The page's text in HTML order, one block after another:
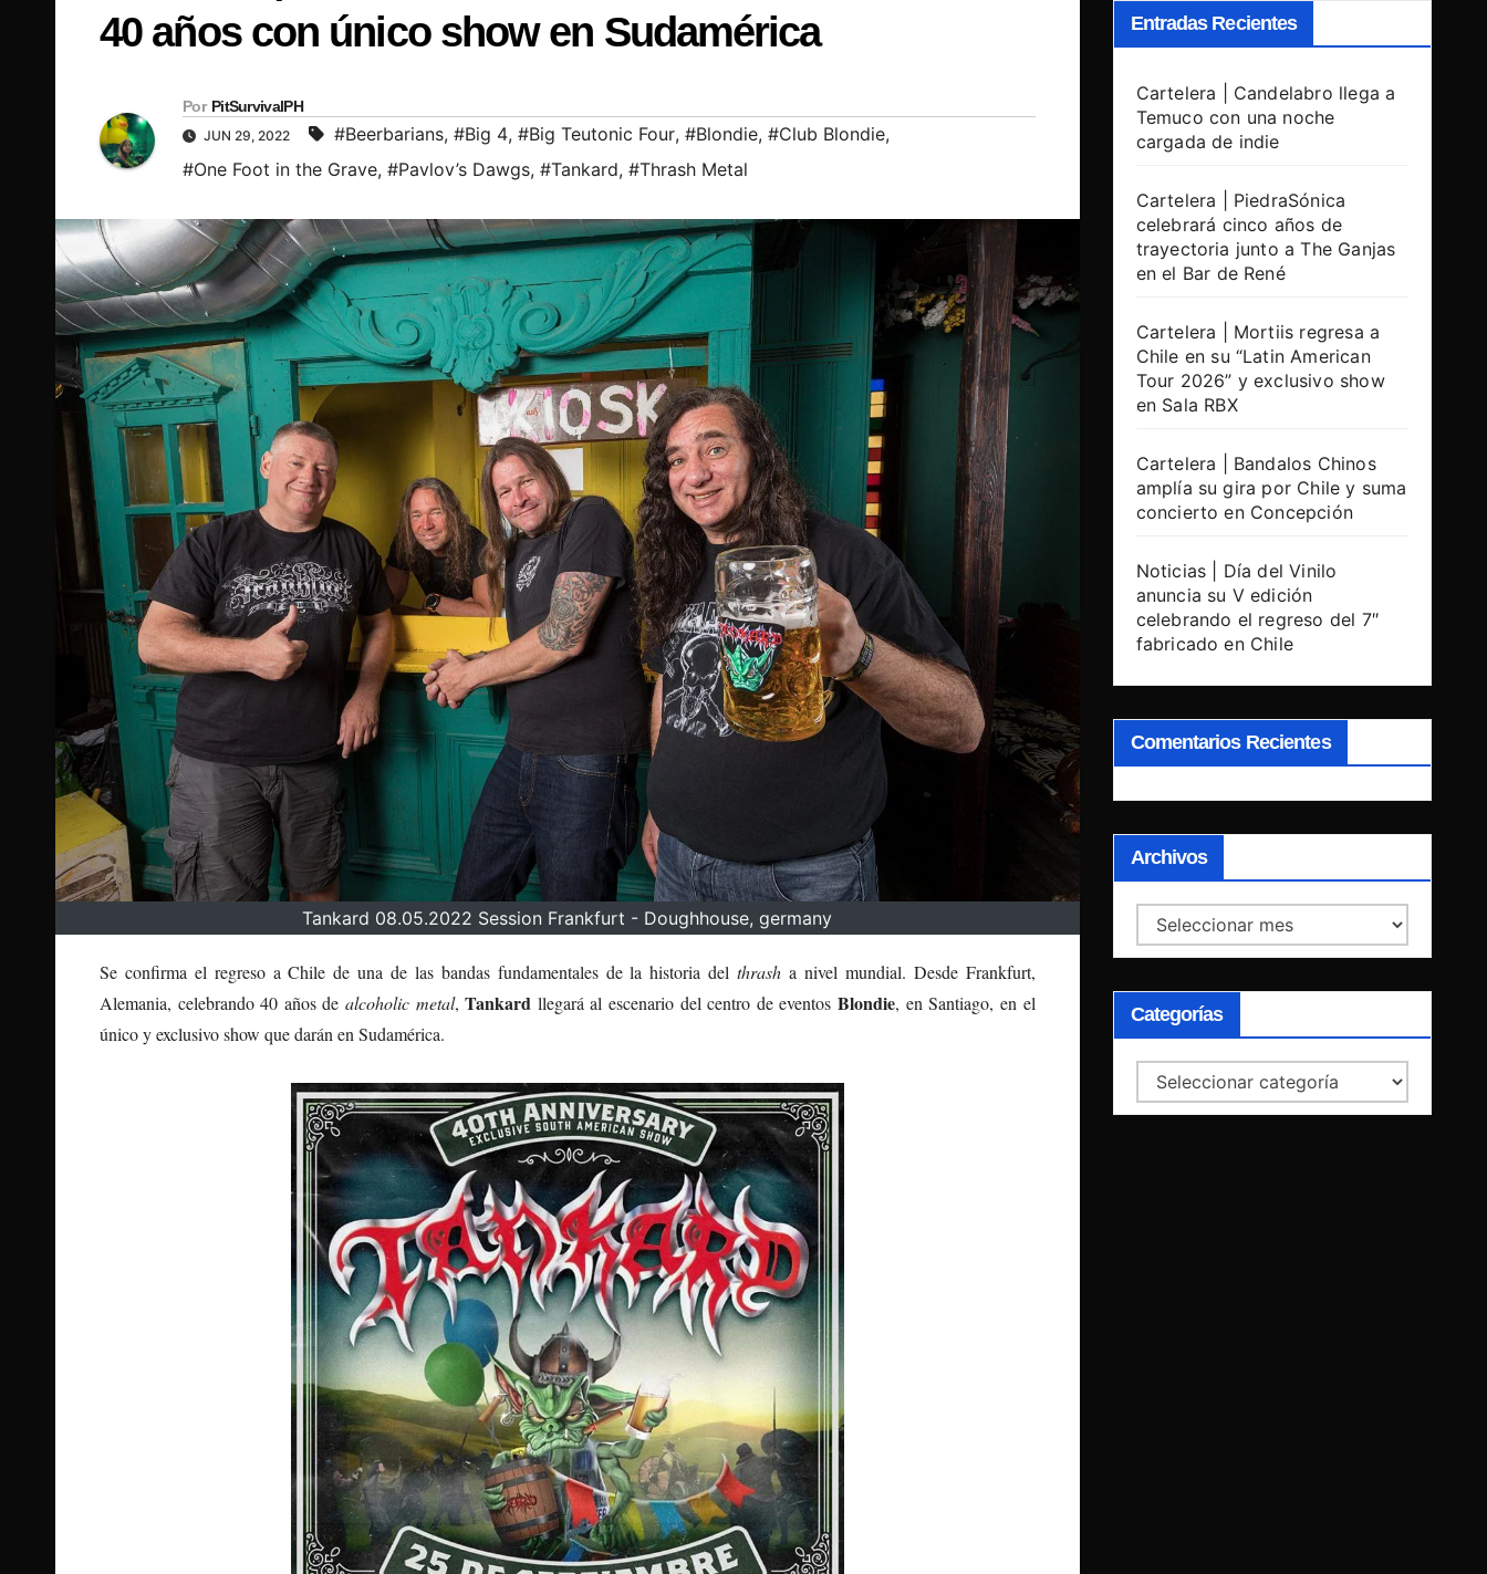
40 años con único show en Sudamérica
Por PitSurvivalPH
JUN 29, 2022 #Beerbarians, #Big 4, #Big Teutonic Four, #Blondie, #Club Blondie,
#One Foot in the Grave, #Pavlov’s Dawgs, #Tankard, #Thrash Metal
Tankard 08.05.2022 Session Frankfurt - Doughhouse, germany
Se confirma el regreso a Chile de una de las bandas fundamentales de la historia delthrash a nivel mundial. Desde Frankfurt,
Alemania, celebrando 40 años dealcoholic metal,Tankard llegará al escenario del centro de eventosBlondie, en Santiago, en el
único y exclusivo show que darán en Sudamérica.
Entradas Recientes
Cartelera | Candelabro llega a
Temuco con una noche
cargada de indie
Cartelera | PiedraSónica
celebrará cinco años de
trayectoria junto a The Ganjas
en el Bar de René
Cartelera | Mortiis regresa a
Chile en su “Latin American
Tour 2026” y exclusivo show
en Sala RBX
Cartelera | Bandalos Chinos
amplía su gira por Chile y suma
concierto en Concepción
Noticias | Día del Vinilo
anuncia su V edición
celebrando el regreso del 7″
fabricado en Chile
Comentarios Recientes
Archivos
Archivos
Categorías
Categorías